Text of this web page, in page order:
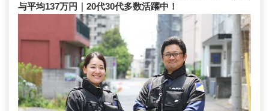
与平均137万円｜20代30代多数活躍中！